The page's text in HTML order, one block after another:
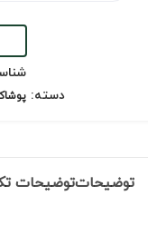
دسته:
توضیحاتتوضیحات